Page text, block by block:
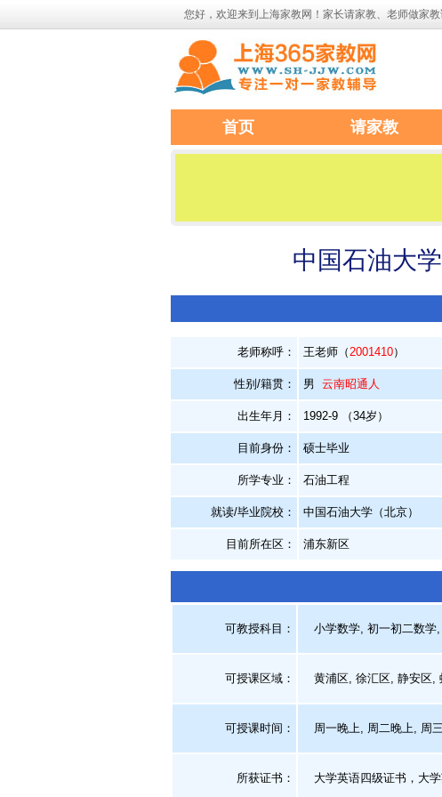
您好，欢迎来到上海家教网！家长请家教、老师做家
首页 请家教
中国石油大
老师称呼： 王老师（2001410）
性别/籍贯： 男 云南昭通人
出生年月： 1992-9 （34岁）
目前身份： 硕士毕业
所学专业： 石油工程
就读/毕业院校： 中国石油大学（北京）
目前所在区： 浦东新区
可教授科目： 小学数学, 初一初二数学,
可授课区域： 黄浦区, 徐汇区, 静安区,
可授课时间： 周一晚上, 周二晚上, 周
所获证书 ： 大学英语四级证书，大